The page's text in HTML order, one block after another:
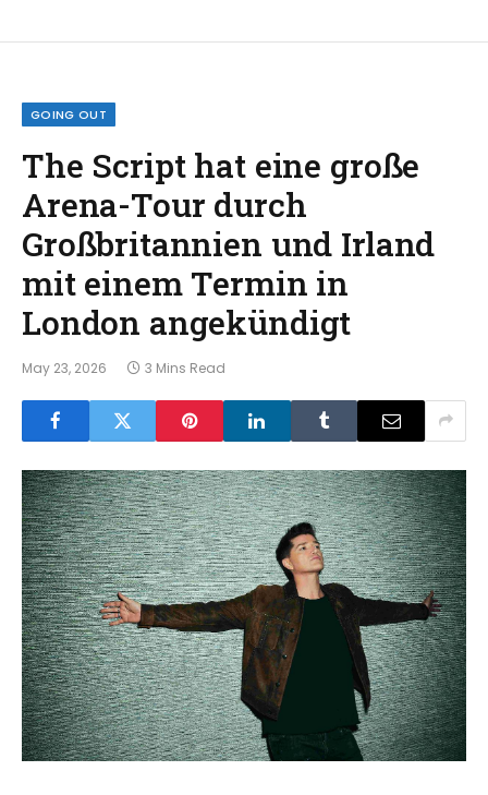
GOING OUT
The Script hat eine große
Arena-Tour durch
Großbritannien und Irland
mit einem Termin in
London angekündigt
May 23, 2026 3 Mins Read